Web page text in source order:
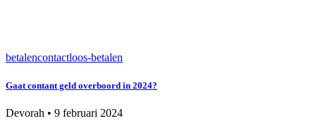
betalencontactloos-betalen
Gaat contant geld overboord in 2024?
Devorah • 9 februari 2024